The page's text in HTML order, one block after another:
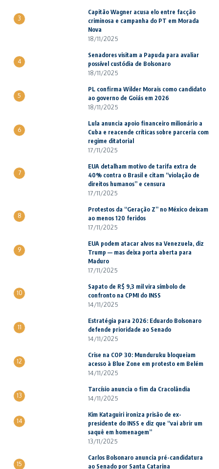
3
Capitão Wagner acusa elo entre facção
criminosa e campanha do PT em Morada
Nova
18/11/2025
4
Senadores visitam a Papuda para avaliar
possível custódia de Bolsonaro
18/11/2025
5
PL confirma Wilder Morais como candidato
ao governo de Goiás em 2026
18/11/2025
6
Lula anuncia apoio financeiro milionário a
Cuba e reacende críticas sobre parceria com
regime ditatorial
17/11/2025
7
EUA detalham motivo de tarifa extra de
40% contra o Brasil e citam “violação de
direitos humanos” e censura
17/11/2025
8
Protestos da “Geração Z” no México deixam
ao menos 120 feridos
17/11/2025
9
EUA podem atacar alvos na Venezuela, diz
Trump — mas deixa porta aberta para
Maduro
17/11/2025
10
Sapato de R$ 9,3 mil vira símbolo de
confronto na CPMI do INSS
14/11/2025
11
Estratégia para 2026: Eduardo Bolsonaro
defende prioridade ao Senado
14/11/2025
12
Crise na COP 30: Munduruku bloqueiam
acesso à Blue Zone em protesto em Belém
14/11/2025
13
Tarcísio anuncia o fim da Cracolândia
14/11/2025
14
Kim Kataguiri ironiza prisão de ex-
presidente do INSS e diz que “vai abrir um
saquê em homenagem”
13/11/2025
15
Carlos Bolsonaro anuncia pré-candidatura
ao Senado por Santa Catarina